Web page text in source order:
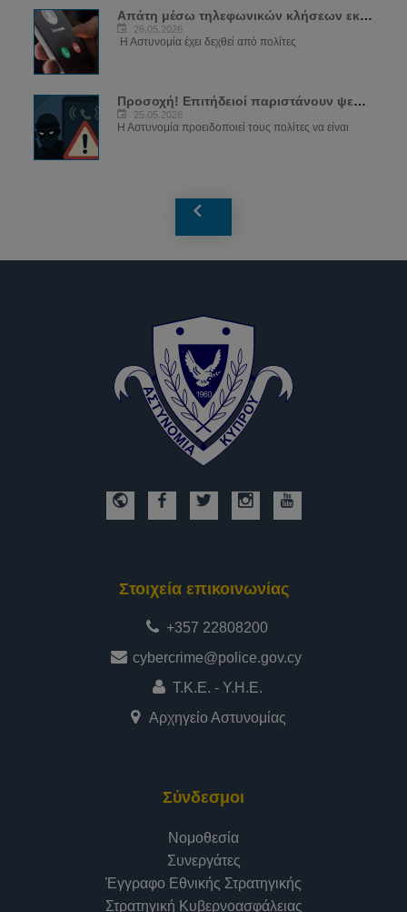
Απάτη μέσω τηλεφωνικών κλήσεων εκ μέρους...
26.05.2026
Η Αστυνομία έχει δεχθεί από πολίτες
Προσοχή! Επιτήδειοί παριστάνουν ψευδώς...
25.05.2026
Η Αστυνομία προειδοποιεί τους πολίτες να είναι
Στοιχεία επικοινωνίας
+357 22808200
cybercrime@police.gov.cy
Τ.Κ.Ε. - Υ.Η.Ε.
Αρχηγείο Αστυνομίας
Σύνδεσμοι
Νομοθεσία
Συνεργάτες
Έγγραφο Εθνικής Στρατηγικής
Στρατηγική Κυβερνοασφάλειας